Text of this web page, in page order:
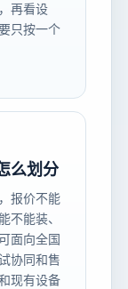
再看设
只按一个
么划分
报价不能
不能装、
面向全国
协同和售
现有设备